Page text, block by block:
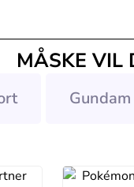
MÅSKE VIL
Gundam